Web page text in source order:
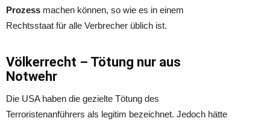
Prozess machen können, so wie es in einem
Rechtsstaat für alle Verbrecher üblich ist.
Völkerrecht – Tötung nur aus
Notwehr
Die USA haben die gezielte Tötung des
Terroristenanführers als legitim bezeichnet. Jedoch hätte